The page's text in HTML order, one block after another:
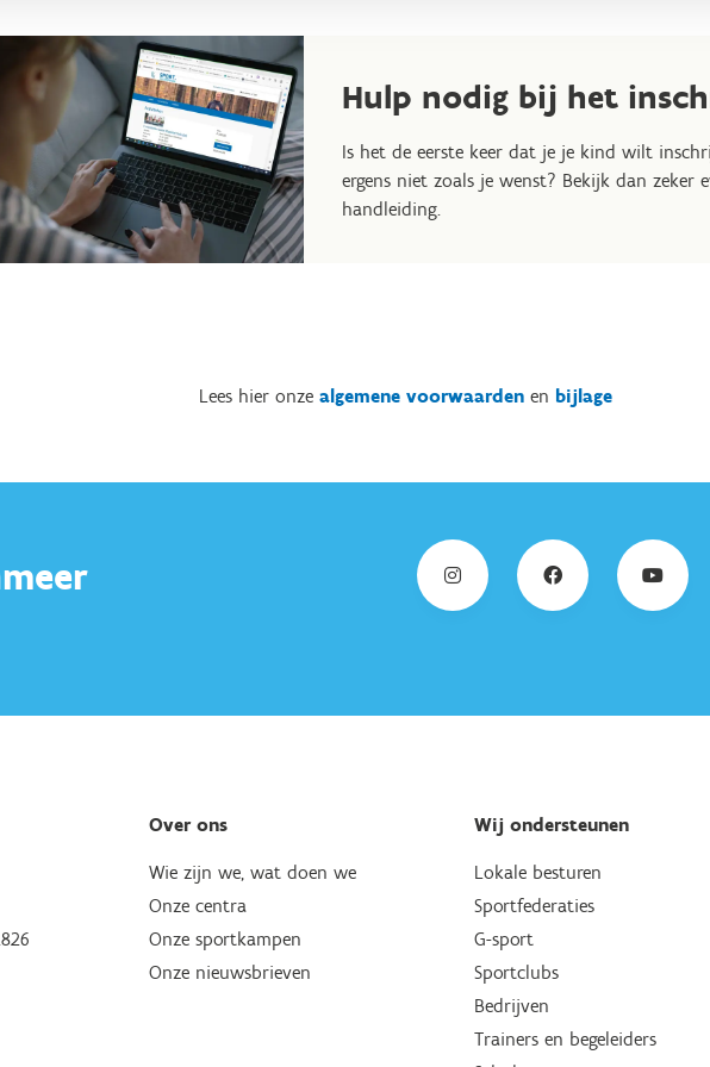
van de gekozen sport. Wist je trouwens dat kinderen met een beperking die deelnemen
recht hebben op een korting van 15 % op de deelnameprijs?
hebben we ook een specifiek aanbod van sportkampen voor kinderen met een
en de begeleiding volledig is afgestemd op de noden en mogelijkheden van deze
Hulp nodig bij het
Is het de eerste keer dat je je kind wilt
ergens niet zoals je wenst? Bekijk dan zeker
handleiding.
Lees hier onze algemene voorwaardenen bijlage
Over ons
Wie zijn we, wat doen we
Onze centra
Onze sportkampen
Onze nieuwsbrieven
Wij ondersteunen
Lokale besturen
Sportfederaties
G-sport
Sportclubs
Bedrijven
Trainers en begeleiders